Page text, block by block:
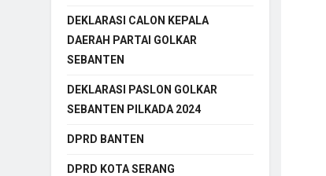
DEKLARASI CALON KEPALA
DAERAH PARTAI GOLKAR
SEBANTEN
DEKLARASI PASLON GOLKAR
SEBANTEN PILKADA 2024
DPRD BANTEN
DPRD KOTA SERANG